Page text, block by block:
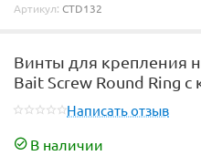
Артикул: CTD132
Винты для крепления
Bait Screw Round Ring
Написать отзыв
В наличии